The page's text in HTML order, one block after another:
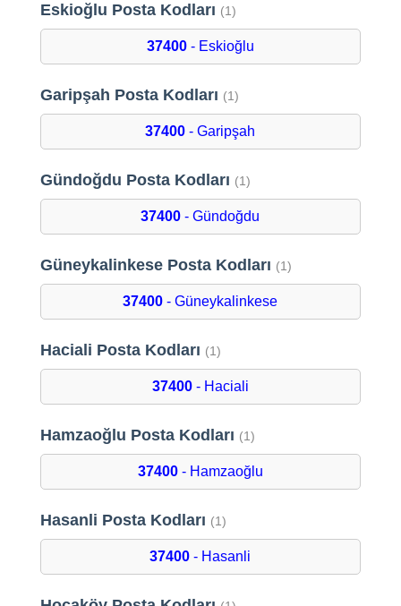
Eskioğlu Posta Kodları (1)
37400- Eskioğlu
Garipşah Posta Kodları (1)
37400 - Garipşah
Gündoğdu Posta Kodları (1)
37400 - Gündoğdu
Güneykalinkese Posta Kodları (1)
37400 - Güneykalinkese
Haciali Posta Kodları (1)
37400- Haciali
Hamzaoğlu Posta Kodları (1)
37400- Hamzaoğlu
Hasanli Posta Kodları (1)
37400 - Hasanli